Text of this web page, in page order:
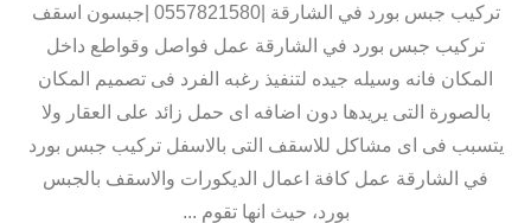
تركيب جبس بورد في الشارقة |0557821580 |جبسون اسقف
تركيب جبس بورد في الشارقة عمل فواصل وقواطع داخل
المكان فانه وسيله جيده لتنفيذ رغبه الفرد فى تصميم المكان
بالصورة التى يريدها دون اضافه اى حمل زائد على العقار ولا
يتسبب فى اى مشاكل للاسقف التى بالاسفل تركيب جبس بورد
في الشارقة عمل كافة اعمال الديكورات والاسقف بالجبس
بورد، حيث انها تقوم ...